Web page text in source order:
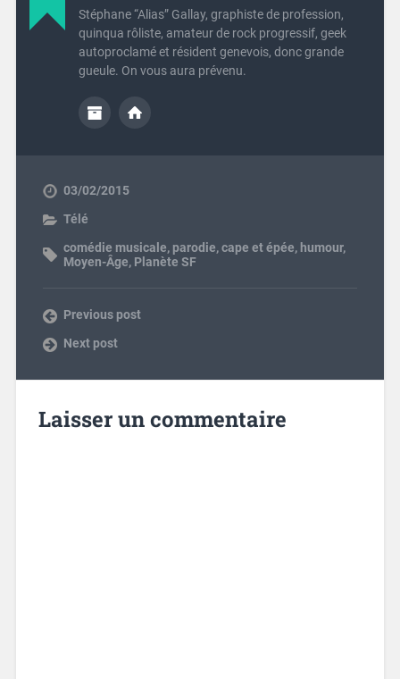
Stéphane “Alias” Gallay, graphiste de profession,
quinqua rôliste, amateur de rock progressif, geek
autoproclamé et résident genevois, donc grande
gueule. On vous aura prévenu.
03/02/2015
Télé
comédie musicale, parodie,cape et épée,humour,
Moyen-Âge, Planète SF
Previous post
Next post
Laisser un commentaire